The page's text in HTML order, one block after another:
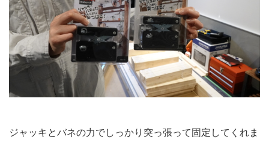
ジャッキとバネの力でしっかり突っ張って固定してくれま